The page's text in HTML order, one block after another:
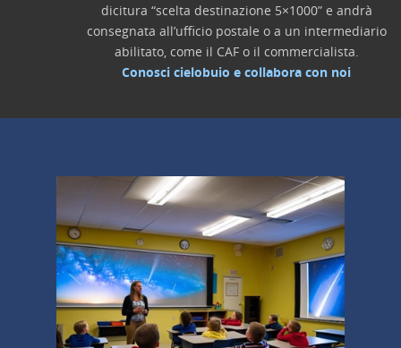
dicitura “scelta destinazione 5×1000” e andrà
consegnata all’ufficio postale o a un intermediario
abilitato, come il CAF o il commercialista.
Conosci cielobuio e collabora con noi